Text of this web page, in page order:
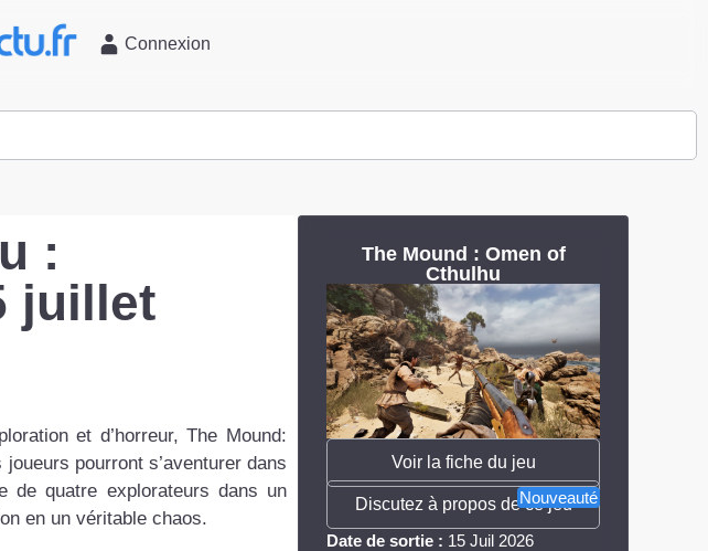
Connexion
:
juillet
et d’horreur, The Mound:
pourront s’aventurer dans
de quatre explorateurs dans un
en un véritable chaos.
The Mound : Omen of
Cthulhu
Voir la fiche du jeu
Nouveauté
Discutez à propos de ce jeu
Date de sortie : 15 Juil 2026